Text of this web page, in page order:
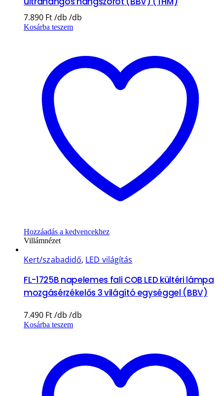
7.890 Ft
Kosárba teszem
Hozzáadás a kedvencekhez
Villámnézet
Kert/szabadidő, LED világítás
FL-1725B napelemes fali COB LED kültéri lámpa
mozgásérzékelős 3 világító egységgel (BBV)
7.490 Ft
Kosárba teszem